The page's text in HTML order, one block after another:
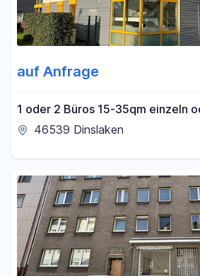
auf Anfrage
1 oder 2 Büros 15-35qm einzeln
direkt vom Eigentümer – möbliert
46539 Dinslaken